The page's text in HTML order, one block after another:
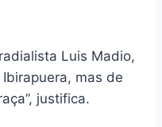
Luis Madio,
mas de
justifica.